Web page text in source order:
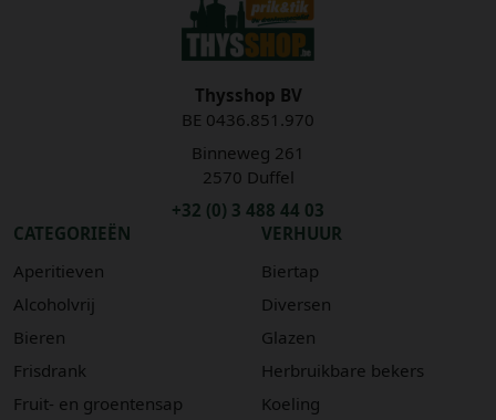
Thysshop BV
BE 0436.851.970
Binneweg 261
2570 Duffel
+32 (0) 3 488 44 03
CATEGORIEËN
Aperitieven
Alcoholvrij
Bieren
Frisdrank
Fruit- en groentensap
VERHUUR
Biertap
Diversen
Glazen
Herbruikbare bekers
Koeling